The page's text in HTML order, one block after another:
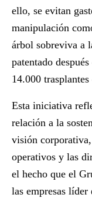
ello, se evitan
manipulación
árbol sobreviva a
patentado
14.000
Esta iniciativa
relación a la
visión
operativos y las
el hecho que el
las empresas líder